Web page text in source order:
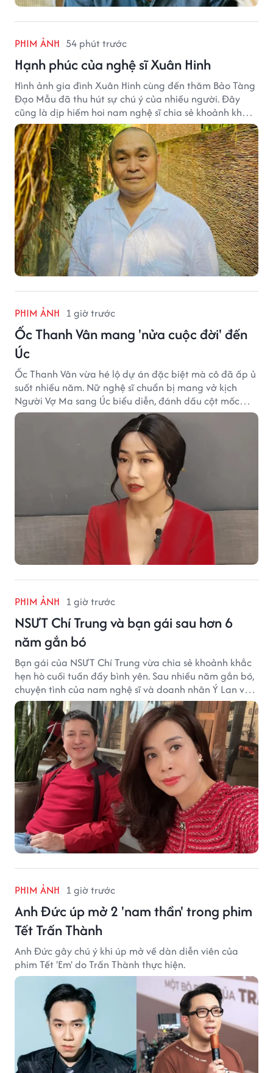
PHIM ẢNH 54 phút trước
Hạnh phúc của nghệ sĩ Xuân Hinh
Hình ảnh gia đình Xuân Hinh cùng đến thăm Bảo Tàng
Đạo Mẫu đã thu hút sự chú ý của nhiều người. Đây
cũng là dịp hiếm hoi nam nghệ sĩ chia sẻ khoảnh khắc
sum họp bên người thân tại công trình văn hóa tâm
huyết của mình.
PHIM ẢNH 1 giờ trước
Ốc Thanh Vân mang 'nửa cuộc đời' đến
Úc
Ốc Thanh Vân vừa hé lộ dự án đặc biệt mà cô đã ấp ủ
suốt nhiều năm. Nữ nghệ sĩ chuẩn bị mang vở kịch
Người Vợ Ma sang Úc biểu diễn, đánh dấu cột mốc
đáng nhớ trong hành trình làm nghề.
PHIM ẢNH 1 giờ trước
NSƯT Chí Trung và bạn gái sau hơn 6
năm gắn bó
Bạn gái của NSƯT Chí Trung vừa chia sẻ khoảnh khắc
hẹn hò cuối tuần đầy bình yên. Sau nhiều năm gắn bó,
chuyện tình của nam nghệ sĩ và doanh nhân Ý Lan vẫn
nhận được sự quan tâm từ công chúng.
PHIM ẢNH 1 giờ trước
Anh Đức úp mở 2 'nam thần' trong phim
Tết Trấn Thành
Anh Đức gây chú ý khi úp mở về dàn diễn viên của
phim Tết 'Em' do Trấn Thành thực hiện.